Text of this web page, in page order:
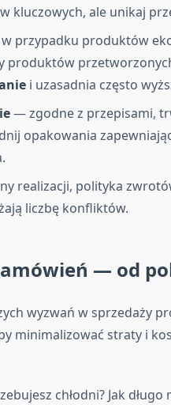
kluczowych, ale unikaj
przypadku produktów
produktów
i uzasadnia często
— zgodne z przepisami,
opakowania
realizacji, polityka
liczbę konfliktów.
— od
wyzwań w sprzedaży
minimalizować straty i
chłodni? Jak